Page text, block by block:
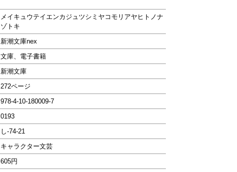
メイキュウテイエンカジュツシミヤコモリアヤヒトノナ
ゾトキ
新潮文庫nex
文庫、電子書籍
新潮文庫
272ページ
978-4-10-180009-7
0193
し-74-21
キャラクター文芸
605円